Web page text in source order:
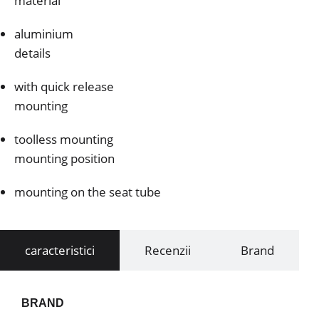
aluminium
details
with quick release
mounting
toolless mounting
mounting position
mounting on the seat tube
caracteristici Recenzii Brand
BRAND